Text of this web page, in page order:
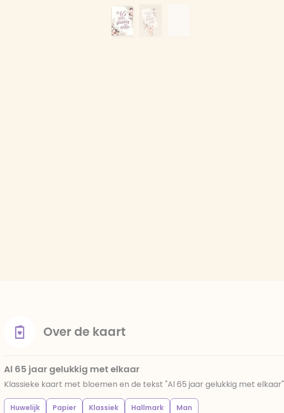
Over de kaart
Al 65 jaar gelukkig met elkaar
Klassieke kaart met bloemen en de tekst "Al 65 jaar gelukkig met elkaar"
Huwelijk Papier Klassiek Hallmark Man